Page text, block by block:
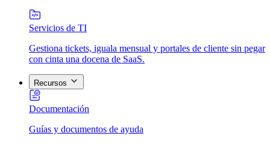
Servicios de TI
Gestiona tickets, iguala mensual y portales de cliente sin pegar
con cinta una docena de SaaS.
Recursos
Documentación
Guías y documentos de ayuda